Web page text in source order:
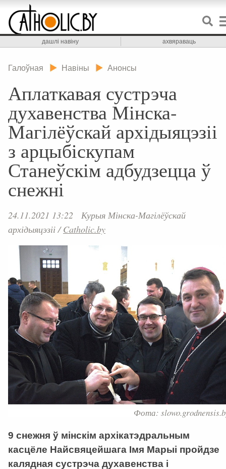
дашлі навіну ахвяраваць
Галоўная Навіны Анонсы
Аплаткавая сустрэча
духавенства Мінска-
Магілёўскай архідыяцэзіі
з арцыбіскупам
Станеўскім адбудзецца ў
снежні
24.11.2021 13:22
Курыя Мінска-Магілёўскай
архідыяцэзіі/Catholic.by
Фота:
9 снежня ў мінскім архікатэдральным
касцёле Найсвяцейшага Імя Марыі пройдзе
калядная сустрэча духавенства і